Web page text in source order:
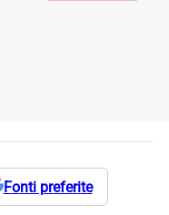
Fonti preferite